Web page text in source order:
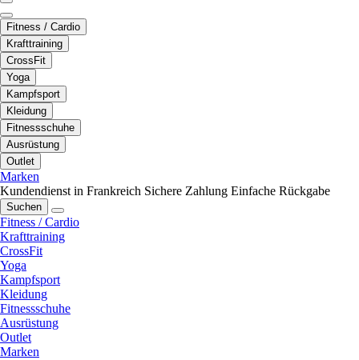
Fitness / Cardio
Krafttraining
CrossFit
Yoga
Kampfsport
Kleidung
Fitnessschuhe
Ausrüstung
Outlet
Marken
Kundendienst in Frankreich Sichere Zahlung Einfache Rückgabe
Suchen
Fitness / Cardio
Krafttraining
CrossFit
Yoga
Kampfsport
Kleidung
Fitnessschuhe
Ausrüstung
Outlet
Marken